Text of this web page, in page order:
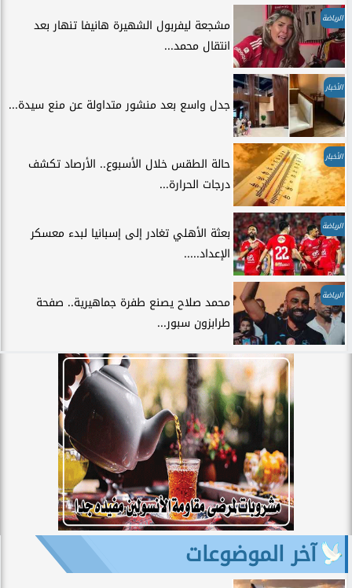
الرياضة
مشجعة ليفربول الشهيرة هانيفا تنهار بعد
انتقال محمد...
الأخبار
جدل واسع بعد منشور متداولة عن منع سيدة...
الأخبار
حالة الطقس خلال الأسبوع.. الأرصاد تكشف
درجات الحرارة...
الرياضة
بعثة الأهلي تغادر إلى إسبانيا لبدء معسكر
الإعداد.....
الرياضة
محمد صلاح يصنع طفرة جماهيرية.. صفحة
طرابزون سبور...
آخر الموضوعات